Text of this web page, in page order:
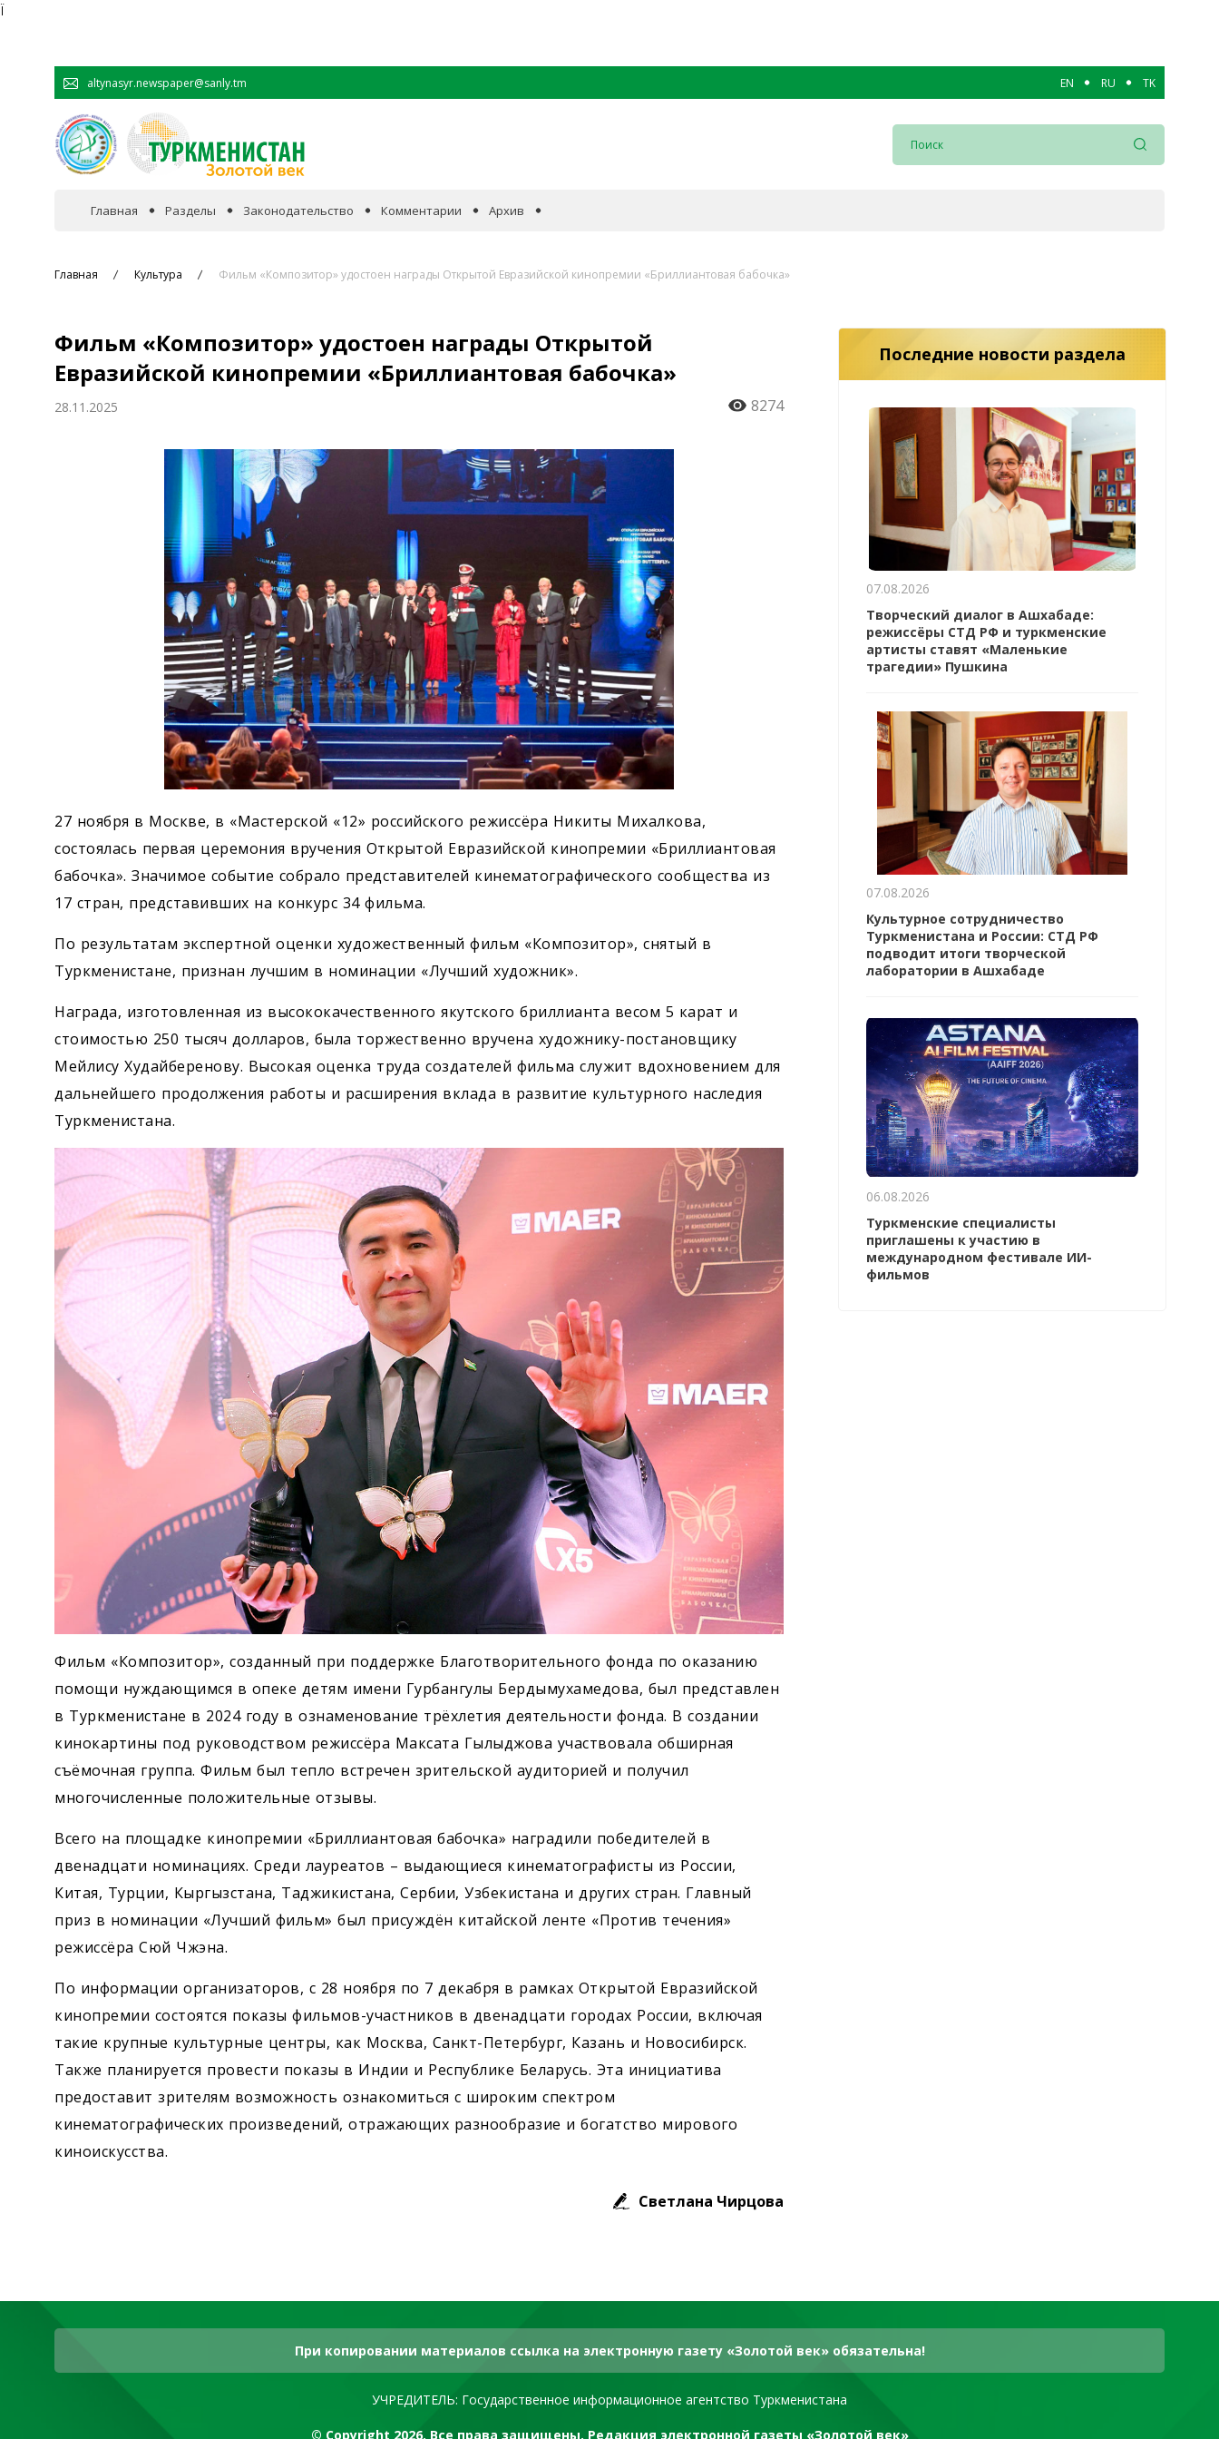
Ï
altynasyr.newspaper@sanly.tm EN RU TK
Главная Разделы
Сотрудничество
Общество
Культура
Наука
Спорт
Законодательство Комментарии Архив
Главная Культура Фильм «Композитор» удостоен награды Открытой Евразийской кинопремии «Бриллиантовая бабочка»
Фильм «Композитор» удостоен награды Открытой
Евразийской кинопремии «Бриллиантовая бабочка»
28.11.2025 8274
27 ноября в Москве, в «Мастерской «12» российского режиссёра Никиты Михалкова,
состоялась первая церемония вручения Открытой Евразийской кинопремии «Бриллиантовая
бабочка». Значимое событие собрало представителей кинематографического сообщества из
17 стран, представивших на конкурс 34 фильма.
По результатам экспертной оценки художественный фильм «Композитор», снятый в
Туркменистане, признан лучшим в номинации «Лучший художник».
Награда, изготовленная из высококачественного якутского бриллианта весом 5 карат и
стоимостью 250 тысяч долларов, была торжественно вручена художнику-постановщику
Мейлису Худайберенову. Высокая оценка труда создателей фильма служит вдохновением для
дальнейшего продолжения работы и расширения вклада в развитие культурного наследия
Туркменистана.
Фильм «Композитор», созданный при поддержке Благотворительного фонда по оказанию
помощи нуждающимся в опеке детям имени Гурбангулы Бердымухамедова, был представлен
в Туркменистане в 2024 году в ознаменование трёхлетия деятельности фонда. В создании
кинокартины под руководством режиссёра Максата Гылыджова участвовала обширная
съёмочная группа. Фильм был тепло встречен зрительской аудиторией и получил
многочисленные положительные отзывы.
Всего на площадке кинопремии «Бриллиантовая бабочка» наградили победителей в
двенадцати номинациях. Среди лауреатов – выдающиеся кинематографисты из России,
Китая, Турции, Кыргызстана, Таджикистана, Сербии, Узбекистана и других стран. Главный
приз в номинации «Лучший фильм» был присуждён китайской ленте «Против течения»
режиссёра Сюй Чжэна.
По информации организаторов, с 28 ноября по 7 декабря в рамках Открытой Евразийской
кинопремии состоятся показы фильмов-участников в двенадцати городах России, включая
такие крупные культурные центры, как Москва, Санкт-Петербург, Казань и Новосибирск.
Также планируется провести показы в Индии и Республике Беларусь. Эта инициатива
предоставит зрителям возможность ознакомиться с широким спектром
кинематографических произведений, отражающих разнообразие и богатство мирового
киноискусства.
Светлана Чирцова
Последние новости раздела
07.08.2026
Творческий диалог в Ашхабаде:
режиссёры СТД РФ и туркменские
артисты ставят «Маленькие
трагедии» Пушкина
07.08.2026
Культурное сотрудничество
Туркменистана и России: СТД РФ
подводит итоги творческой
лаборатории в Ашхабаде
06.08.2026
Туркменские специалисты
приглашены к участию в
международном фестивале ИИ-
фильмов
При копировании материалов ссылка на электронную газету «Золотой век» обязательна!
УЧРЕДИТЕЛЬ: Государственное информационное агентство Туркменистана
© Copyright 2026. Все права защищены. Редакция электронной газеты «Золотой век»